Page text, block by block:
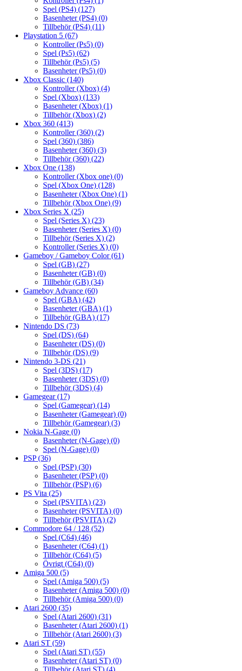
Spel (PS4) (127)
Basenheter (PS4) (0)
Tillbehör (PS4) (11)
Playstation 5 (67)
Kontroller (Ps5) (0)
Spel (Ps5) (62)
Tillbehör (Ps5) (5)
Basenheter (Ps5) (0)
Xbox Classic (140)
Kontroller (Xbox) (4)
Spel (Xbox) (133)
Basenheter (Xbox) (1)
Tillbehör (Xbox) (2)
Xbox 360 (413)
Kontroller (360) (2)
Spel (360) (386)
Basenheter (360) (3)
Tillbehör (360) (22)
Xbox One (138)
Kontroller (Xbox one) (0)
Spel (Xbox One) (128)
Basenheter (Xbox One) (1)
Tillbehör (Xbox One) (9)
Xbox Series X (25)
Spel (Series X) (23)
Basenheter (Series X) (0)
Tillbehör (Series X) (2)
Kontroller (Series X) (0)
Gameboy / Gameboy Color(61)
Spel (GB) (27)
Basenheter (GB) (0)
Tillbehör (GB) (34)
Gameboy Advance (60)
Spel (GBA) (42)
Basenheter (GBA) (1)
Tillbehör (GBA) (17)
Nintendo DS (73)
Spel (DS) (64)
Basenheter (DS) (0)
Tillbehör (DS) (9)
Nintendo 3-DS (21)
Spel (3DS) (17)
Basenheter (3DS) (0)
Tillbehör (3DS) (4)
Gamegear(17)
Spel (Gamegear) (14)
Basenheter (Gamegear) (0)
Tillbehör (Gamegear) (3)
Nokia N-Gage (0)
Basenheter (N-Gage) (0)
Spel (N-Gage) (0)
PSP(36)
Spel (PSP) (30)
Basenheter (PSP) (0)
Tillbehör (PSP) (6)
PS Vita (25)
Spel (PSVITA) (23)
Basenheter (PSVITA) (0)
Tillbehör (PSVITA) (2)
Commodore 64 / 128 (52)
Spel (C64) (46)
Basenheter (C64) (1)
Tillbehör (C64) (5)
Övrigt (C64) (0)
Amiga 500 (5)
Spel (Amiga 500) (5)
Basenheter (Amiga 500) (0)
Tillbehör (Amiga 500) (0)
Atari 2600 (35)
Spel (Atari 2600) (31)
Basenheter (Atari 2600) (1)
Tillbehör (Atari 2600) (3)
Atari ST (59)
Spel (Atari ST) (55)
Basenheter (Atari ST) (0)